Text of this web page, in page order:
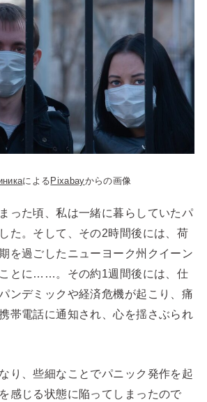
によるPixabayからの画像
った頃、私は一緒に暮らしていたパ
た。そして、その2時間後には、荷
を過ごしたニューヨーク州クイーン
とに……。その約1週間後には、仕
ンデミックや経済危機が起こり、痛
帯電話に通知され、心を揺さぶられ
り、些細なことでパニック発作を起
感じる状態に陥ってしまったので